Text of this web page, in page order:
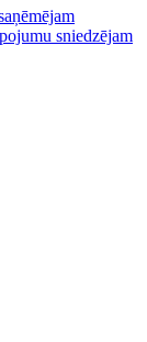
sniedzējam